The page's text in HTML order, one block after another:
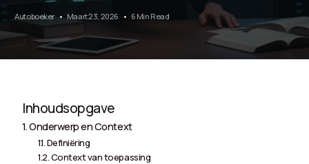
Autoboeker Maart 23, 2026 6 Min Read
Inhoudsopgave
Onderwerp en Context
Definiëring
Context van toepassing